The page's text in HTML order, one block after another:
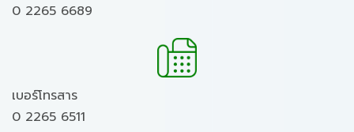
0 2265 6689
เบอร์โทรสาร
0 2265 6511